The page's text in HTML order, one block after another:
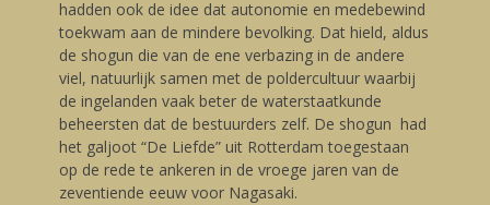
hadden ook de idee dat autonomie en medebewind
toekwam aan de mindere bevolking. Dat hield, aldus
de shogun die van de ene verbazing in de andere
viel, natuurlijk samen met de poldercultuur waarbij
de ingelanden vaak beter de waterstaatkunde
beheersten dat de bestuurders zelf. De shogun had
het galjoot “De Liefde” uit Rotterdam toegestaan
op de rede te ankeren in de vroege jaren van de
zeventiende eeuw voor Nagasaki.